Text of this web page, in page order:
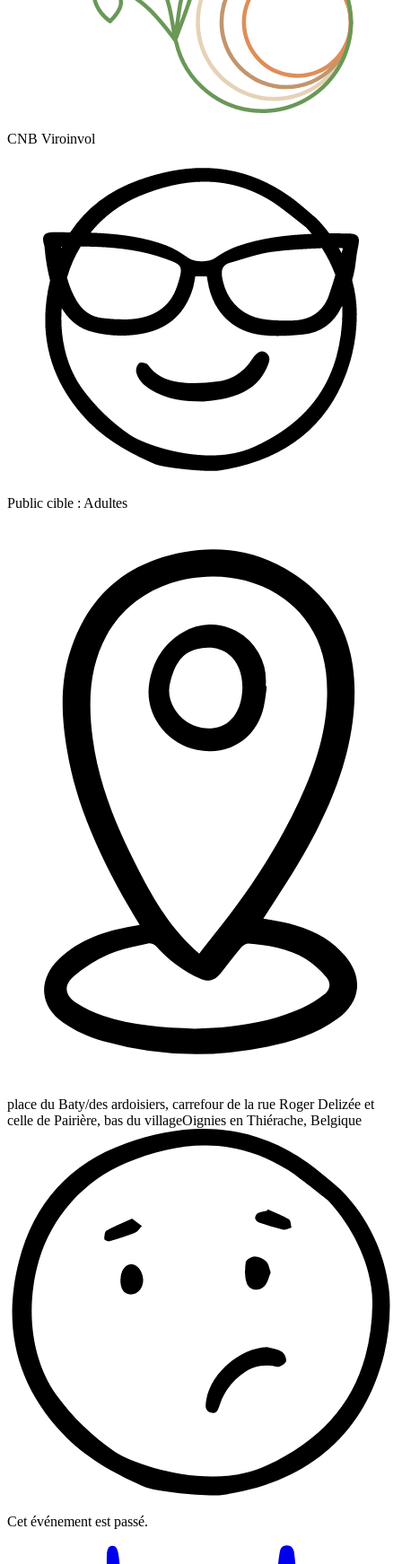
CNB Viroinvol
Public cible : Adultes
place du Baty/des ardoisiers, carrefour de la rue Roger Delizée et
celle de Pairière, bas du villageOignies en Thiérache, Belgique
Cet événement est passé.